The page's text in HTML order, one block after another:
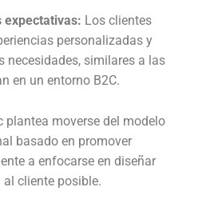
expectativas: Los clientes
personalizadas y
necesidades, similares a las
en un entorno B2C.
plantea moverse del modelo
basado en promover
a enfocarse en diseñar
cliente posible.